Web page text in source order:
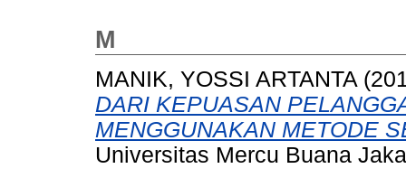
M
MANIK, YOSSI ARTANTA
DARI KEPUASAN
MENGGUNAKAN METODE
Universitas Mercu Buana